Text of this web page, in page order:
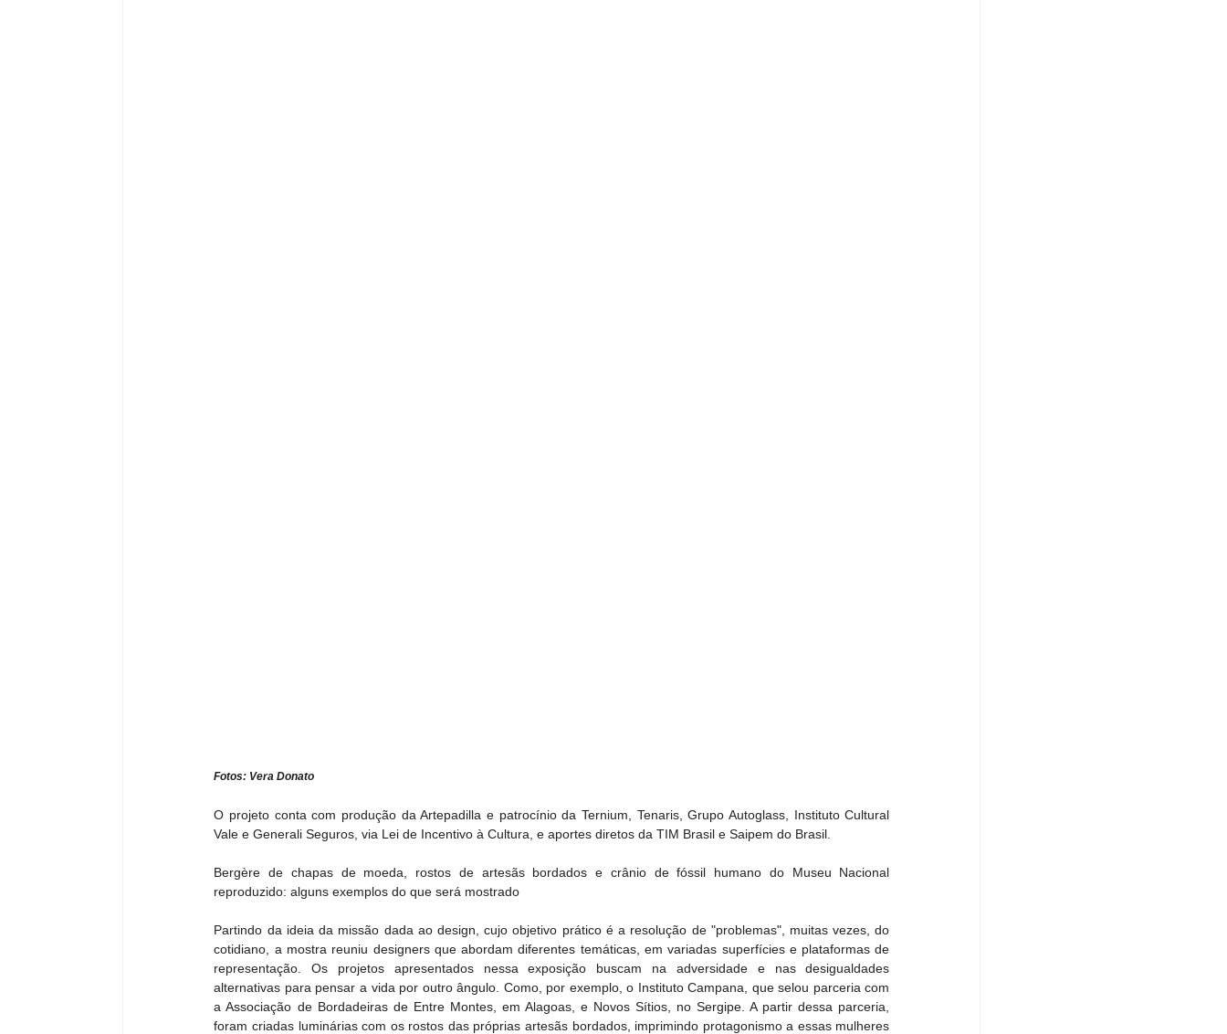
Fotos: Vera Donato
O projeto conta com produção da Artepadilla e patrocínio da Ternium, Tenaris, Grupo Autoglass, Instituto Cultural
Vale e Generali Seguros, via Lei de Incentivo à Cultura, e aportes diretos da TIM Brasil e Saipem do Brasil.
Bergère de chapas de moeda, rostos de artesãs bordados e crânio de fóssil humano do Museu Nacional
reproduzido: alguns exemplos do que será mostrado
Partindo da ideia da missão dada ao design, cujo objetivo prático é a resolução de "problemas", muitas vezes, do
cotidiano, a mostra reuniu designers que abordam diferentes temáticas, em variadas superfícies e plataformas de
representação. Os projetos apresentados nessa exposição buscam na adversidade e nas desigualdades
alternativas para pensar a vida por outro ângulo. Como, por exemplo, o Instituto Campana, que selou parceria com
a Associação de Bordadeiras de Entre Montes, em Alagoas, e Novos Sítios, no Sergipe. A partir dessa parceria,
foram criadas luminárias com os rostos das próprias artesãs bordados, imprimindo protagonismo a essas mulheres